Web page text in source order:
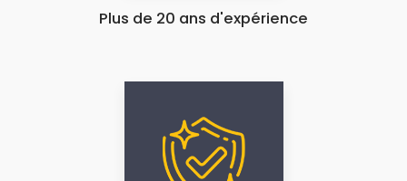
Plus de 20 ans d'expérience